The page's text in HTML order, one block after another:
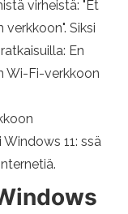
virheistä: "Et
Siksi
En
Wi-Fi-verkkoon
11: ssä